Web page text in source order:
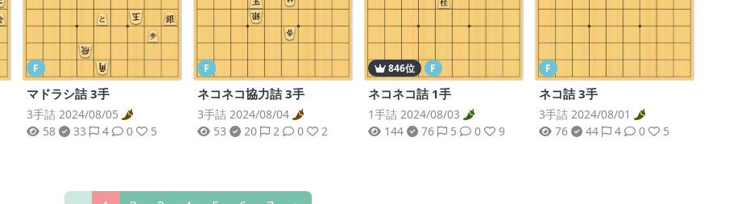
F
マドラシ詰 3手
3手詰 2024/08/05
58
33 4 0 5
F
ネコネコ協力詰 3手
3手詰 2024/08/04
53
20 2 0 2
846位 F
ネコネコ詰 1手
1手詰 2024/08/03
144
76 5 0 9
F
ネコ詰 3手
3手詰 2024/08/01
76
44 4 0 5